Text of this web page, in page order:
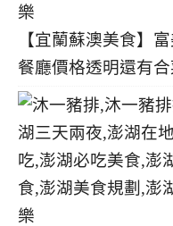
【宜蘭蘇澳美食】
餐廳價格透明還有合